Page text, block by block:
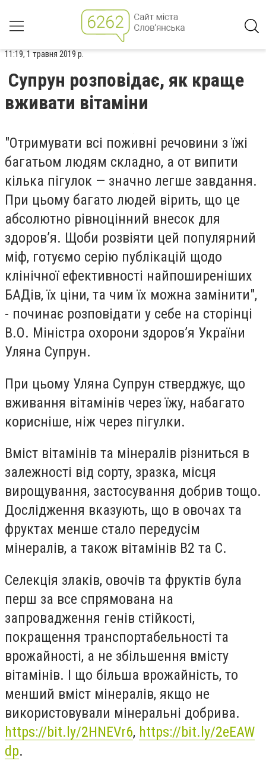
11:19, 1 травня 2019 р.
Супрун розповідає, як краще
вживати вітаміни
"Отримувати всі поживні речовини з їжі
багатьом людям складно, а от випити
кілька пігулок — значно легше завдання.
При цьому багато людей вірить, що це
абсолютно рівноцінний внесок для
здоров’я. Щоби розвіяти цей популярний
міф, готуємо серію публікацій щодо
клінічної ефективності найпоширеніших
БАДів, їх ціни, та чим їх можна замінити",
- починає розповідати у себе на сторінці
В.О. Міністра охорони здоров’я України
Уляна Супрун.
При цьому Уляна Супрун стверджує, що
вживання вітамінів через їжу, набагато
корисніше, ніж через пігулки.
Вміст вітамінів та мінералів різниться в
залежності від сорту, зразка, місця
вирощування, застосування добрив тощо.
Дослідження вказують, що в овочах та
фруктах менше стало передусім
мінералів, а також вітамінів В2 та С.
Селекція злаків, овочів та фруктів була
перш за все спрямована на
запровадження генів стійкості,
покращення транспортабельності та
врожайності, а не збільшення вмісту
вітамінів. І що більша врожайність, то
менший вміст мінералів, якщо не
використовували мінеральні добрива.
https://bit.ly/2HNEVr6, https://bit.ly/2eEAW
dp.